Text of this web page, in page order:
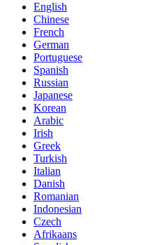
English
Chinese
French
German
Portuguese
Spanish
Russian
Japanese
Korean
Arabic
Irish
Greek
Turkish
Italian
Danish
Romanian
Indonesian
Czech
Afrikaans